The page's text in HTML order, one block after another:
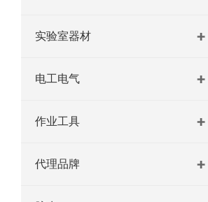
实验室器材
电工电气
作业工具
代理品牌